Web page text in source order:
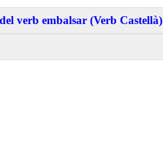
verb embalsar (Verb Castellà)